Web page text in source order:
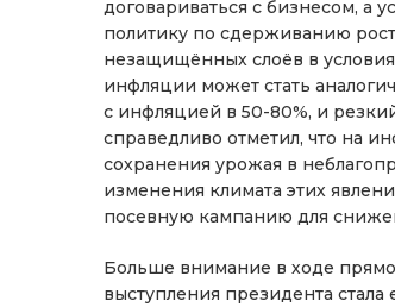
договариваться с бизнесом, а
политику по сдерживанию
незащищённых слоёв в
инфляции может стать
с инфляцией в 50-80%, и
справедливо отметил, что на
сохранения урожая в
изменения климата этих
посевную кампанию для
Больше внимание в ходе
выступления президента